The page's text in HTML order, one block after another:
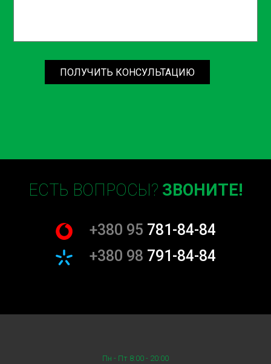
ПОЛУЧИТЬ КОНСУЛЬТАЦИЮ
ЕСТЬ ВОПРОСЫ? ЗВОНИТЕ!
+380 95 781-84-84
+380 98 791-84-84
Пн - Пт 8:00 - 20:00